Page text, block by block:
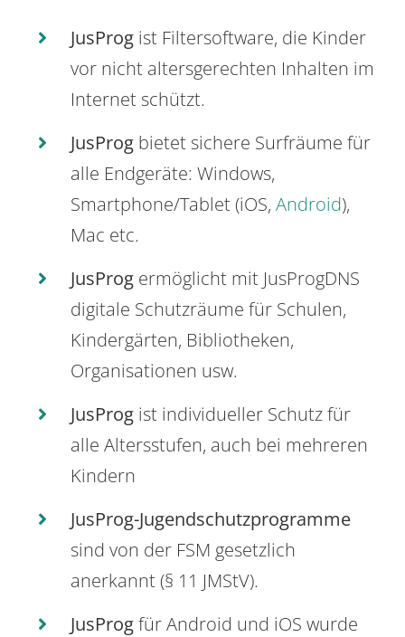
JusProg ist Filtersoftware, die Kinder
vor nicht altersgerechten Inhalten im
Internet schützt.
JusProg bietet sichere Surfräume für
alle Endgeräte: Windows,
Smartphone/Tablet (iOS, Android),
Mac etc.
JusProg ermöglicht mit JusProgDNS
digitale Schutzräume für Schulen,
Kindergärten, Bibliotheken,
Organisationen usw.
JusProg ist individueller Schutz für
alle Altersstufen, auch bei mehreren
Kindern
JusProg-Jugendschutzprogramme
sind von der FSM gesetzlich
anerkannt (§ 11 JMStV).
JusProgfür Android und iOS wurde